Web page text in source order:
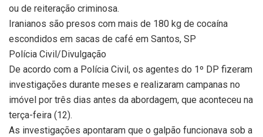
ou de reiteração criminosa.
Iranianos são presos com mais de 180 kg de cocaína
escondidos em sacas de café em Santos, SP
Polícia Civil/Divulgação
De acordo com a Polícia Civil, os agentes do 1º DP fizeram
investigações durante meses e realizaram campanas no
imóvel por três dias antes da abordagem, que aconteceu na
terça-feira (12).
As investigações apontaram que o galpão funcionava sob a